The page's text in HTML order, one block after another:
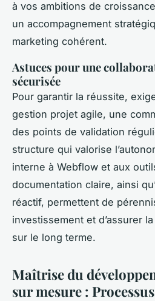
à vos ambitions de
un accompagnement
marketing cohérent.
Astuces pour une
sécurisée
Pour garantir la réussite,
gestion projet agile, une
des points de validation
structure qui valorise
interne à Webflow et aux
documentation claire, ainsi
réactif, permettent de
investissement et d’assurer
sur le long terme.
Maîtrise du
sur mesure :